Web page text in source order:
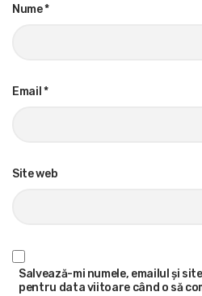
Nume*
Email *
Site web
Salvează-mi numele, emailul și
pentru data viitoare când o să